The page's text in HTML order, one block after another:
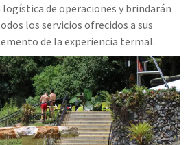
de operaciones y brindarán
los servicios ofrecidos a sus
de la experiencia termal.